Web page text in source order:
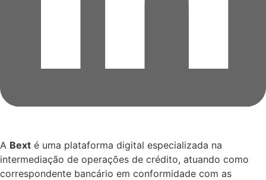
A Bext é uma plataforma digital especializada na
intermediação de operações de crédito, atuando como
correspondente bancário em conformidade com as